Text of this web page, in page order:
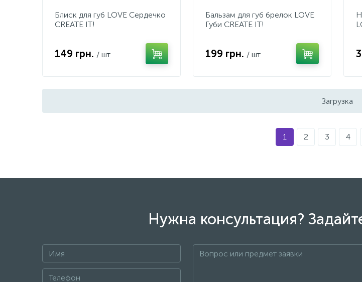
Блиск для губ LOVE Сердечко
CREATE IT!
149 грн. / шт
Бальзам для губ брелок LOVE
Губи CREATE IT!
199 грн. / шт
Загрузка
1 2 3 4
Нужна консультация?